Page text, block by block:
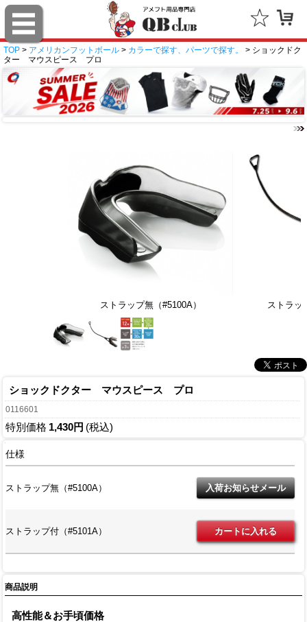
TOP > アメリカンフットボール > カラーで探す、パーツで探す。
> ショックドク
ター マウスピース プロ
ストラップ無（#5100A） ストラッ
ショックドクター マウスピース プロ
0116601
特別価格 1,430円 (税込)
仕様
ストラップ無（#5100A）
ストラップ付（#5101A）
商品説明
高性能＆お手頃価格